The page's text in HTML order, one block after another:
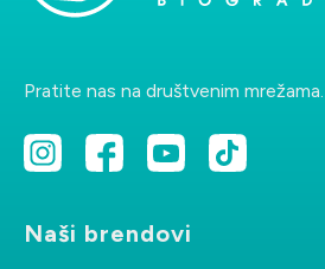
Pratite nas na društvenim mrežama.
Naši brendovi